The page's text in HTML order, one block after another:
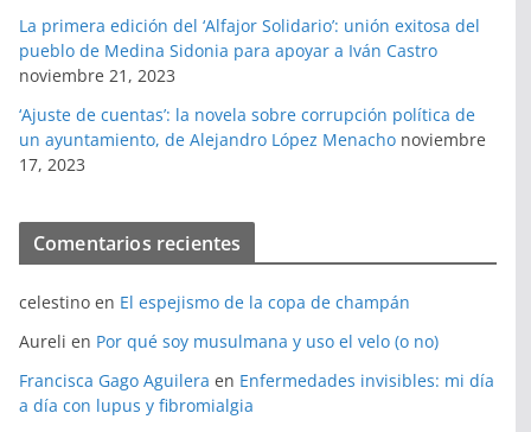
La primera edición del ‘Alfajor Solidario’: unión exitosa del
pueblo de Medina Sidonia para apoyar a Iván Castro
noviembre 21, 2023
‘Ajuste de cuentas’: la novela sobre corrupción política de
un ayuntamiento, de Alejandro López Menacho noviembre
17, 2023
Comentarios recientes
celestino en El espejismo de la copa de champán
Aureli en Por qué soy musulmana y uso el velo (o no)
Francisca Gago Aguilera en Enfermedades invisibles: mi día
a día con lupus y fibromialgia